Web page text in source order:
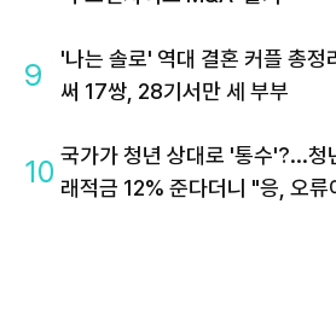
9
'나는 솔로' 역대 결혼 커플 총정
써 17쌍, 28기서만 세 부부
10 국가가 청년 상대로 '통수'?...청
래적금 12% 준다더니 "응, 오류